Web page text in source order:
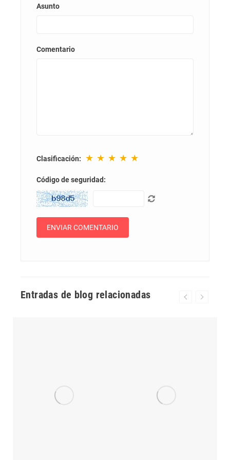
Asunto
Comentario
Clasificación: ★ ★ ★ ★ ★
Código de seguridad:
Entradas de blog relacionadas